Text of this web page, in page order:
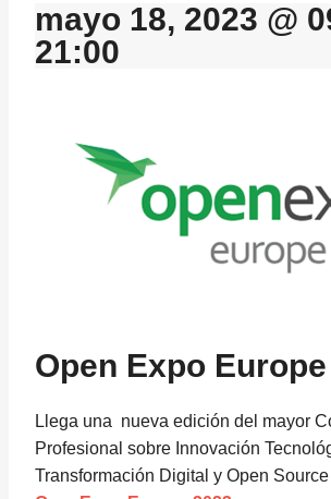
mayo 18, 2023 @
21:00
Open Expo
Llega una nueva edición del mayor
Profesional sobre Innovación
Transformación Digital y Open